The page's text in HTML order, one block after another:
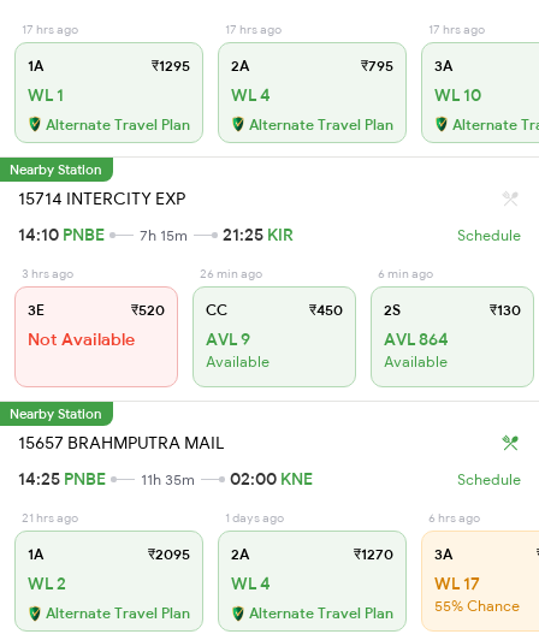
17 hrs ago
1A ₹1295
WL 1
Alternate Travel Plan
17 hrs ago
2A ₹795
WL 4
Alternate Travel Plan
17 hrs ago
3A
WL 10
Alternate
Nearby Station
15714 INTERCITY EXP
14:10 PNBE 7h 15m 21:25 KIR Schedule
3 hrs ago
3E ₹520
Not Available
26 min ago
CC ₹450
AVL 9
Available
6 min ago
2S ₹130
AVL 864
Available
Nearby Station
15657 BRAHMPUTRA MAIL
14:25 PNBE 11h 35m 02:00 KNE Schedule
21 hrs ago
1A ₹2095
WL 2
Alternate Travel Plan
1 days ago
2A ₹1270
WL 4
Alternate Travel Plan
6 hrs ago
3A
WL 17
55% Chance